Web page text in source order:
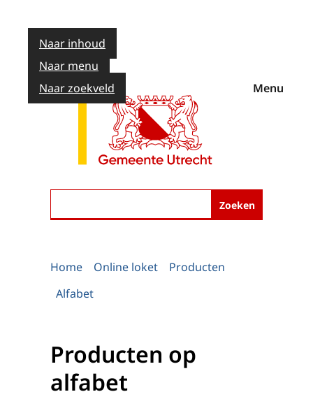
Naar inhoud
Naar menu
Naar zoekveld
Zoeken
Menu
Home Online loket
Producten
Alfabet
Producten op
alfabet